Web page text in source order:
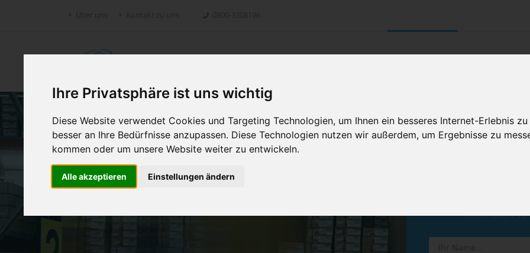
Ihre Privatsphäre ist uns wichtig
Diese Website verwendet Cookies und Targeting Technologien, um Ihnen ein besseres Internet-Erlebnis
besser an Ihre Bedürfnisse anzupassen. Diese Technologien nutzen wir außerdem, um Ergebnisse zu
kommen oder um unsere Website weiter zu entwickeln.
Alle akzeptieren Einstellungen ändern
Retoure.online
Hinterlassen